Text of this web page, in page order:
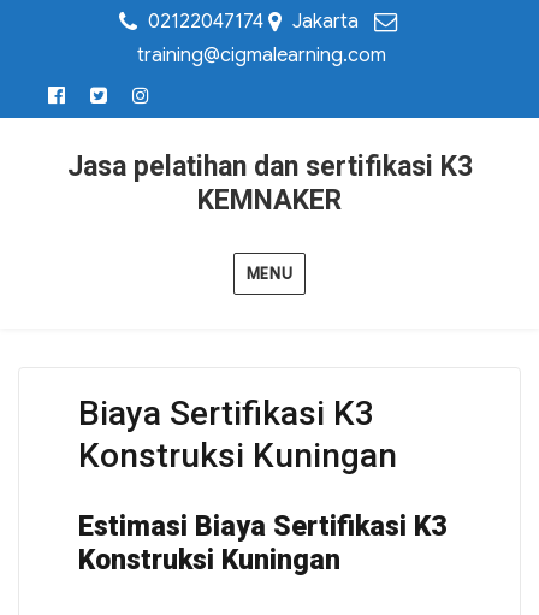
02122047174
Jakarta
training@cigmalearning.com
Jasa pelatihan dan sertifikasi K3
KEMNAKER
MENU
Biaya Sertifikasi K3
Konstruksi Kuningan
Estimasi Biaya Sertifikasi K3
Konstruksi Kuningan